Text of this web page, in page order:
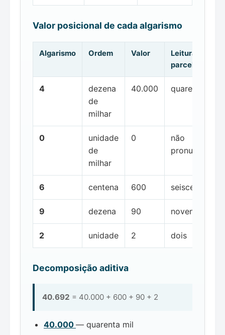
Valor posicional de cada algarismo
Algarismo Ordem Valor
Leitura da
parcela
4
dezena
de
milhar
40.000 quarenta mil
0
unidade
de
milhar
0
não
pronunciada
6 centena 600 seiscentos
9 dezena 90 noventa
2 unidade 2 dois
Decomposição aditiva
40.692 = 40.000 + 600 + 90 + 2
40.000 — quarenta mil